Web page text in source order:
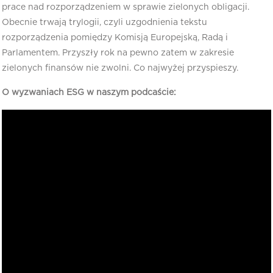
prace nad rozporządzeniem w sprawie zielonych obligacji.
Obecnie trwają trylogii, czyli uzgodnienia tekstu
rozporządzenia pomiędzy Komisją Europejską, Radą i
Parlamentem. Przyszły rok na pewno zatem w zakresie
zielonych finansów nie zwolni. Co najwyżej przyspieszy.
O wyzwaniach ESG w naszym podcaście: